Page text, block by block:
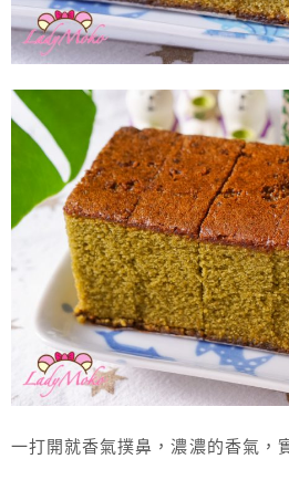
一打開就香氣撲鼻，濃濃的香氣，